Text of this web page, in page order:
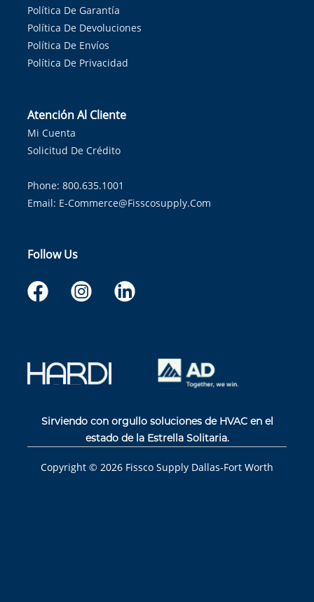
Política De Garantía
Política De Devoluciones
Política De Envíos
Política De Privacidad
Atención Al Cliente
Mi Cuenta
Solicitud De Crédito
Phone: 800.635.1001
Email: E-Commerce@fisscosupply.com
Follow Us
Sirviendo con orgullo soluciones de HVAC en el
estado de la Estrella Solitaria.
Copyright © 2026 Fissco Supply Dallas-Fort Worth